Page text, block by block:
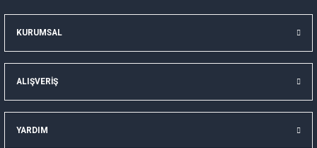
KURUMSAL
ALIŞVERİŞ
YARDIM